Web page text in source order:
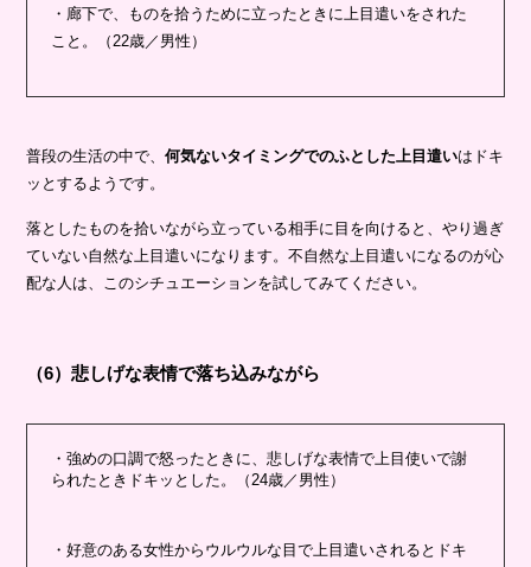
・廊下で、ものを拾うために立ったときに上目遣いをされた
こと。（22歳／男性）
普段の生活の中で、何気ないタイミングでのふとした上目遣いはドキ
ッとするようです。
落としたものを拾いながら立っている相手に目を向けると、やり過ぎ
ていない自然な上目遣いになります。不自然な上目遣いになるのが心
配な人は、このシチュエーションを試してみてください。
（6）悲しげな表情で落ち込みながら
・強めの口調で怒ったときに、悲しげな表情で上目使いで謝
られたときドキッとした。（24歳／男性）
・好意のある女性からウルウルな目で上目遣いされるとドキ